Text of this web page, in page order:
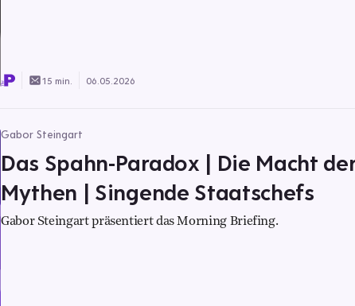
15 min. 06.05.2026
Gabor Steingart
Das Spahn-Paradox | Die Macht
Mythen | Singende Staatschefs
Gabor Steingart präsentiert das Morning Briefing.